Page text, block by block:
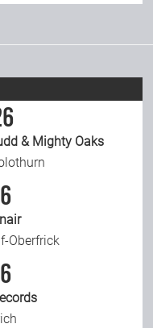
& Mighty Oaks
Oberfrick